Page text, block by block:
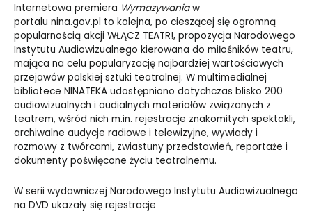
Internetowa premiera Wymazywaniaw
portalu nina.gov.pl to kolejna, po cieszącej się ogromną
popularnością akcji WŁĄCZ TEATR!, propozycja Narodowego
Instytutu Audiowizualnego kierowana do miłośników teatru,
mająca na celu popularyzację najbardziej wartościowych
przejawów polskiej sztuki teatralnej. W multimedialnej
bibliotece NINATEKA udostępniono dotychczas blisko 200
audiowizualnych i audialnych materiałów związanych z
teatrem, wśród nich m.in. rejestracje znakomitych spektakli,
archiwalne audycje radiowe i telewizyjne, wywiady i
rozmowy z twórcami, zwiastuny przedstawień, reportaże i
dokumenty poświęcone życiu teatralnemu.
W serii wydawniczej Narodowego Instytutu Audiowizualnego
na DVD ukazały się rejestracje